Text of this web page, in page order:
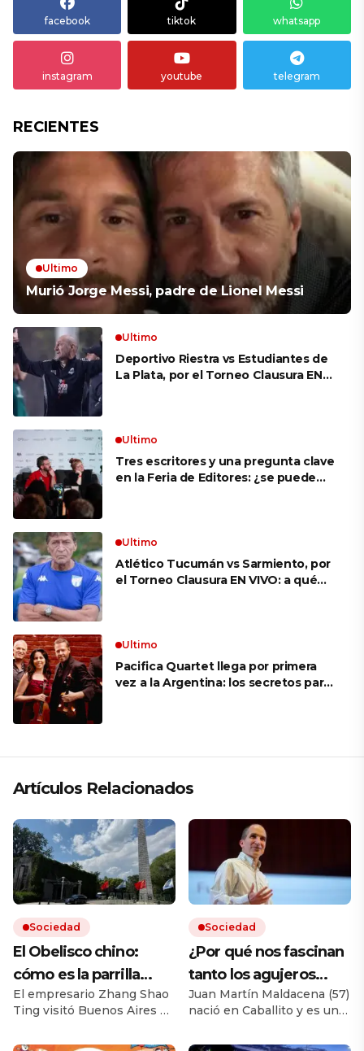
facebook tiktok whatsapp
instagram youtube telegram
RECIENTES
Ultimo
Murió Jorge Messi, padre de Lionel Messi
Ultimo
Deportivo Riestra vs Estudiantes de
La Plata, por el Torneo Clausura EN
Ultimo
Tres escritores y una pregunta clave
en la Feria de Editores: ¿se puede
Ultimo
Atlético Tucumán vs Sarmiento, por
el Torneo Clausura EN VIVO: a qué
Ultimo
Pacifica Quartet llega por primera
vez a la Argentina: los secretos para
Artículos Relacionados
Sociedad
El Obelisco chino:
cómo es la parrilla
argentina más grande
de Asia y la curiosa
historia de su dueño
El empresario Zhang Shao
Ting visitó Buenos Aires en
país. En 2004 abrió un
Sociedad
¿Por qué nos fascinan
tanto los agujeros
negros?: el genio
argentino que es un
“rockstar” tiene una
Juan Martín Maldacena (57)
nació en Caballito y es uno
prestigiosos del mundo. En